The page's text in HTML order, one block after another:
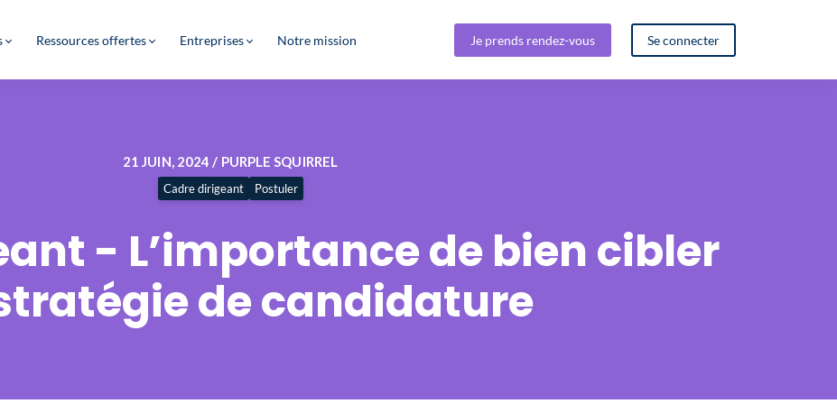
Ressources offertes Entreprises Notre mission Je prends rendez-vous Se connecter
21 JUIN, 2024 / PURPLE SQUIRREL
Cadre dirigeant Postuler
- L’importance de bien cibler
de candidature